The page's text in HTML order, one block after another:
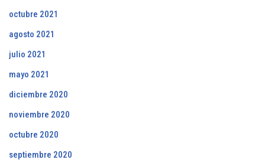
octubre 2021
agosto 2021
julio 2021
mayo 2021
diciembre 2020
noviembre 2020
octubre 2020
septiembre 2020